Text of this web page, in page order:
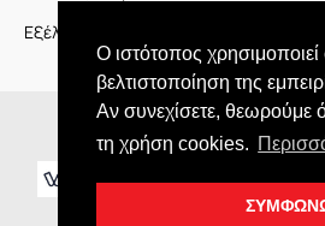
Ο ιστότοπος
βελτιστοποίηση της
Αν συνεχίσετε, θεωρούμε
τη χρήση cookies.
Εξέλιξη Παραγγελίας
Copyright © 2026 JOY